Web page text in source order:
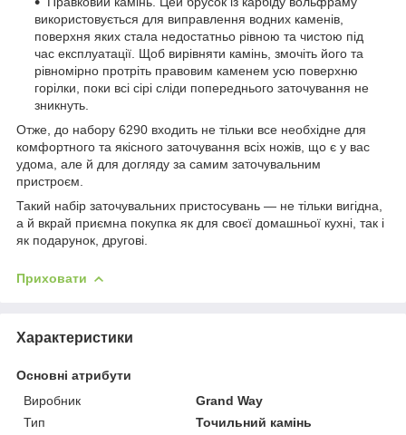
використовується для виправлення водних каменів,
поверхня яких стала недостатньо рівною та чистою під
час експлуатації. Щоб вирівняти камінь, змочіть його та
рівномірно протріть правовим каменем усю поверхню
горілки, поки всі сірі сліди попереднього заточування не
зникнуть.
Отже, до набору 6290 входить не тільки все необхідне для
комфортного та якісного заточування всіх ножів, що є у вас
удома, але й для догляду за самим заточувальним
пристроєм.
Такий набір заточувальних пристосувань — не тільки вигідна,
а й вкрай приємна покупка як для своєї домашньої кухні, так і
як подарунок, другові.
Приховати
Характеристики
Основні атрибути
Виробник
Grand Way
Тип
Точильний камінь